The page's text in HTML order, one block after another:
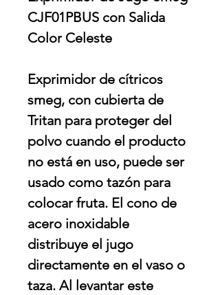
CJF01PBUS con Salida
Color Celeste
Exprimidor de cítricos
smeg, con cubierta de
Tritan para proteger del
polvo cuando el producto
no está en uso, puede ser
usado como tazón para
colocar fruta. El cono de
acero inoxidable
distribuye el jugo
directamente en el vaso o
taza. Al levantar este